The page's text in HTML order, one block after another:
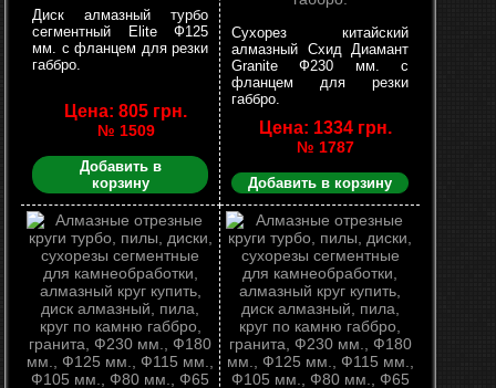
Диск алмазный турбо
сегментный Elite Ф125
мм. с фланцем для резки
габбро.
Цена: 805 грн.
№ 1509
Добавить в
корзину
Сухорез китайский
алмазный Схид Диамант
Granite Ф230 мм. с
фланцем для резки
габбро.
Цена: 1334 грн.
№ 1787
Добавить в корзину